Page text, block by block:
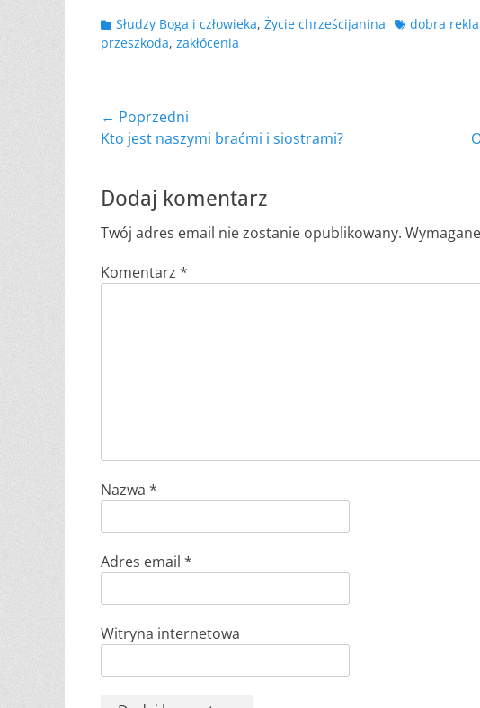
Kategorii
Słudzy Boga i człowieka, Życie chrześcijanina Tagów
dobra
przeszkoda, zakłócenia
Nawigacja
wpisu
← Poprzedni
Poprzedni
Kto jest naszymi braćmi i siostrami?
Dodaj komentarz
Twój adres email nie zostanie opublikowany.
Komentarz *
Nazwa *
Adres email *
Witryna internetowa